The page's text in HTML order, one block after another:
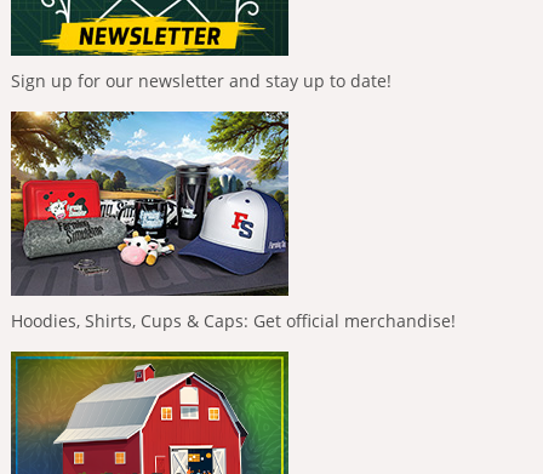
Sign up for our newsletter and stay up to date!
Hoodies, Shirts, Cups & Caps: Get official merchandise!